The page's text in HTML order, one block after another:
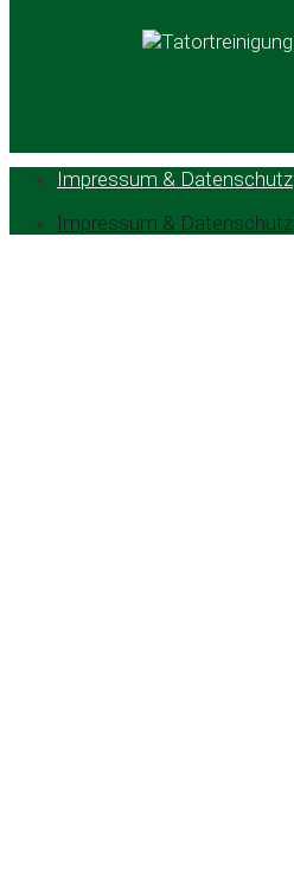
Impressum & Datenschutz
Impressum & Datenschutz